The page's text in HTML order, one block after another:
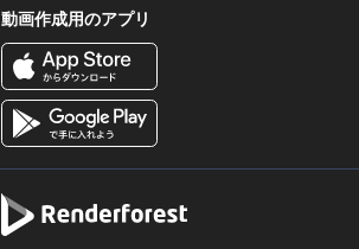
動画作成用のアプリ